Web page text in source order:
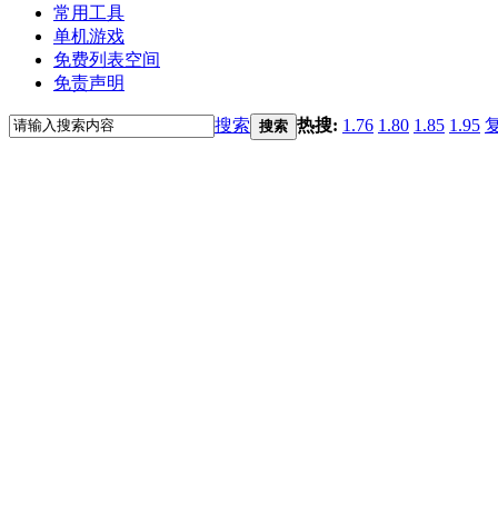
常用工具
单机游戏
免费列表空间
免责声明
搜索 搜索 热搜: 1.76 1.80 1.85 1.95